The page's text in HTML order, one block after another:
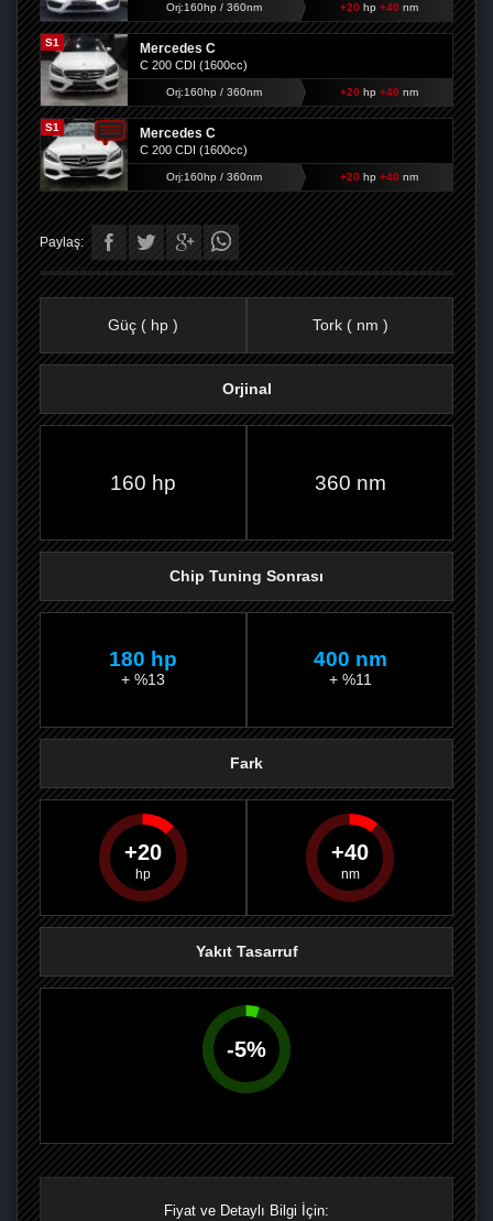
Orj:160hp / 360nm +20 hp +40 nm
S1 Mercedes C
C 200 CDI (1600cc)
Orj:160hp / 360nm +20 hp +40 nm
S1 Mercedes C
C 200 CDI (1600cc)
Orj:160hp / 360nm +20 hp +40 nm
Paylaş:
PAYLAŞPAYLAŞPLUS'TA
Güç ( hp ) Tork ( nm )
Orjinal
160 hp 360 nm
Chip Tuning Sonrası
180 hp
+ %13
400 nm
+ %11
Fark
20 40
Yakıt Tasarruf
-5%
Fiyat ve Detaylı Bilgi İçin: